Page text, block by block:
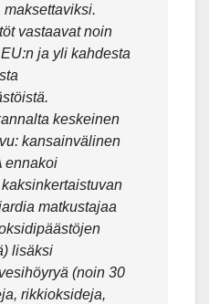
vastaavat noin
ja yli kahdesta
keskeinen
kansainvälinen
ennakoi
matkustajaa
lisäksi
(noin 30
rikkioksideja,